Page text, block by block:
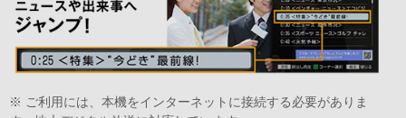
※ ご利用には、本機をインターネットに接続する必要がありま